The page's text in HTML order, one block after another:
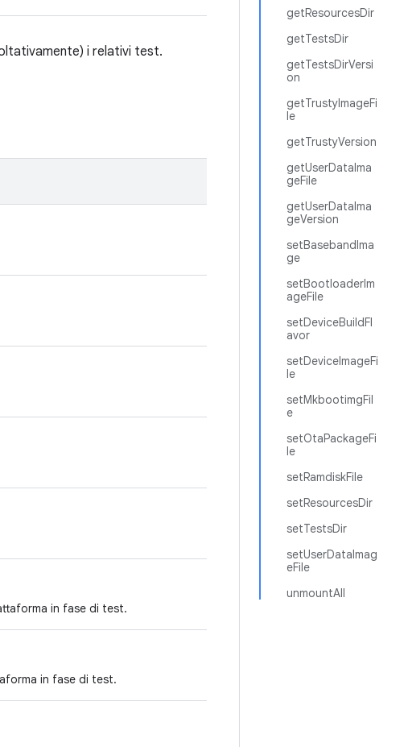
getResourcesDir
getTestsDir
getTestsDirVersi
on
getTrustyImageFi
le
getTrustyVersion
getUserDataIma
geFile
getUserDataIma
geVersion
setBasebandIma
ge
setBootloaderIm
ageFile
setDeviceBuildFl
avor
setDeviceImageFi
le
setMkbootimgFil
e
setOtaPackageFi
le
setRamdiskFile
setResourcesDir
setTestsDir
setUserDataImag
eFile
unmountAll
i relativi test.
in fase di test.
in fase di test.